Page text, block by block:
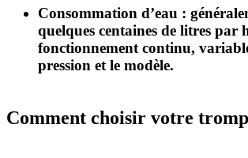
Consommation d’eau :
quelques centaines de litres par
fonctionnement continu,
pression et le modèle.
Comment choisir votre